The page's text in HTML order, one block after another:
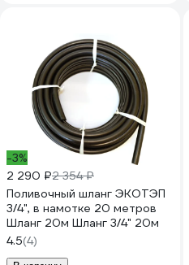
-3%
2 290 ₽2 354 ₽
Поливочный шланг ЭКОТЭП
3/4", в намотке 20 метров
Шланг 20м Шланг 3/4" 20м
4.5(4)